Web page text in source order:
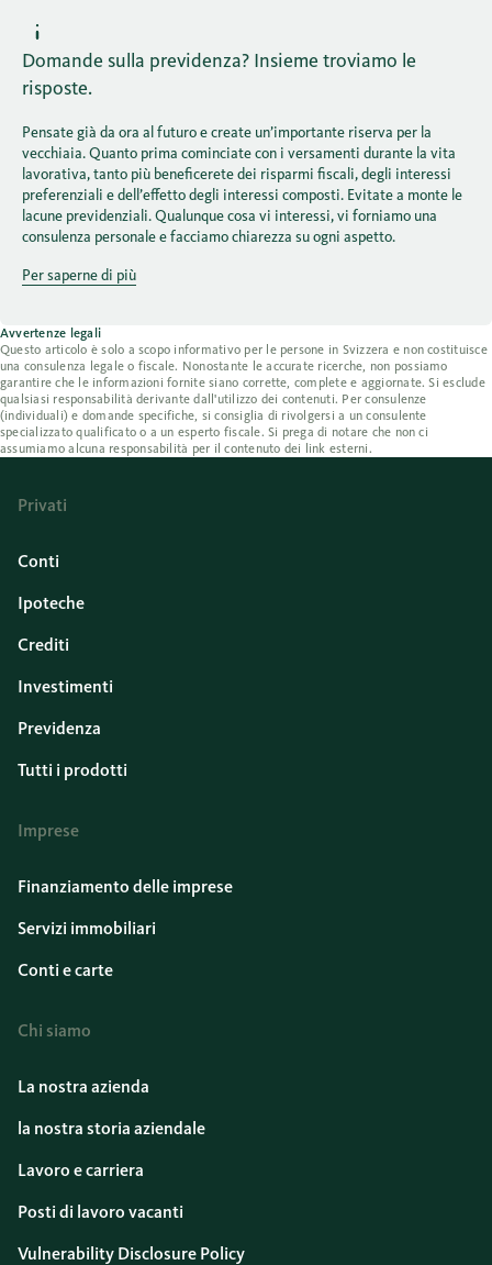
Domande sulla previdenza? Insieme troviamo le
risposte.
Pensate già da ora al futuro e create un’importante riserva per la
vecchiaia. Quanto prima cominciate con i versamenti durante la vita
lavorativa, tanto più beneficerete dei risparmi fiscali, degli interessi
preferenziali e dell’effetto degli interessi composti. Evitate a monte le
lacune previdenziali. Qualunque cosa vi interessi, vi forniamo una
consulenza personale e facciamo chiarezza su ogni aspetto.
Per saperne di più
Avvertenze legali
Questo articolo è solo a scopo informativo per le persone in Svizzera e non costituisce
una consulenza legale o fiscale. Nonostante le accurate ricerche, non possiamo
garantire che le informazioni fornite siano corrette, complete e aggiornate. Si esclude
qualsiasi responsabilità derivante dall'utilizzo dei contenuti. Per consulenze
(individuali) e domande specifiche, si consiglia di rivolgersi a un consulente
specializzato qualificato o a un esperto fiscale. Si prega di notare che non ci
assumiamo alcuna responsabilità per il contenuto dei link esterni.
Privati
Conti
Ipoteche
Crediti
Investimenti
Previdenza
Tutti i prodotti
Imprese
Finanziamento delle imprese
Servizi immobiliari
Conti e carte
Chi siamo
La nostra azienda
la nostra storia aziendale
Lavoro e carriera
Posti di lavoro vacanti
Vulnerability Disclosure Policy